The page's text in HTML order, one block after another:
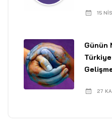
15
Günün
27